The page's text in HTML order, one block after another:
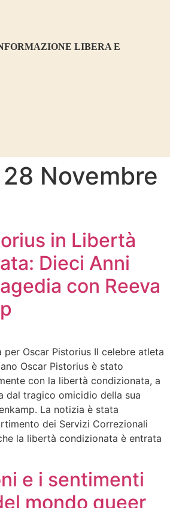
LIBERA E
28 Novembre
in Libertà
Dieci Anni
con Reeva
Oscar Pistorius Il celebre atleta
Oscar Pistorius è stato
con la libertà condizionata, a
dal tragico omicidio della sua
La notizia è stata
dei Servizi Correzionali
la libertà condizionata è entrata
e i sentimenti
mondo queer